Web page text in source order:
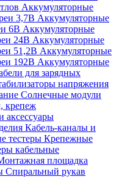
Аккумуляторные
3,7В Аккумуляторные
6В Аккумуляторные
24В Аккумуляторные
51,2В Аккумуляторные
192В Аккумуляторные
для зарядных
напряжения
Солнечные модули
крепеж
аксессуары
Кабель-каналы и
тестеры Крепежные
кабельные
площадка
Спиральный рукав